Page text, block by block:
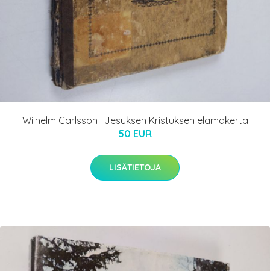
Wilhelm Carlsson : Jesuksen Kristuksen elämäkerta
50 EUR
LISÄTIETOJA